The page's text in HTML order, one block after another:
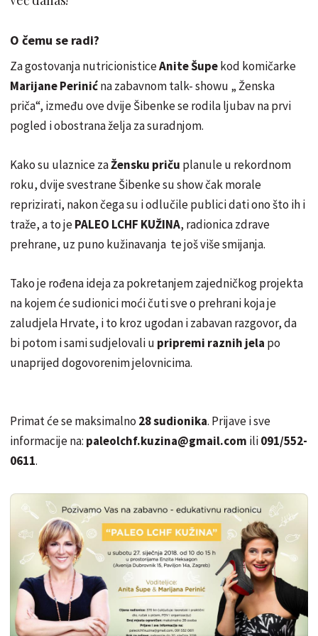
O čemu se radi?
Za gostovanja nutricionisticeAnite Šupekod komičarke
Marijane Perinićna zabavnom talk- showu „ Ženska
priča“, između ove dvije Šibenke se rodila ljubav na prvi
pogled i obostrana želja za suradnjom.
Kako su ulaznice zaŽensku priču planule u rekordnom
roku, dvije svestrane Šibenke su show čak morale
reprizirati, nakon čega su i odlučile publici dati ono što ih i
traže, a to jePALEO LCHF KUŽINA, radionica zdrave
prehrane, uz puno kužinavanja te još više smijanja.
Tako je rođena ideja za pokretanjem zajedničkog projekta
na kojem će sudionici moći čuti sve o prehrani koja je
zaludjela Hrvate, i to kroz ugodan i zabavan razgovor, da
bi potom i sami sudjelovali u pripremi raznih jela po
unaprijed dogovorenim jelovnicima.
Primat će se maksimalno 28 sudionika. Prijave i sve
informacije na: paleolchf.kuzina@gmail.com ili091/552-
0611.